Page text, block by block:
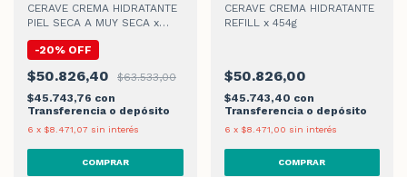
CERAVE CREMA HIDRATANTE
PIEL SECA A MUY SECA x
-20% OFF
$50.826,40
$63.533,00
$45.743,76 con
Transferencia o depósito
6 x $8.471,07 sin interés
CERAVE CREMA HIDRATANTE
REFILL x 454g
$50.826,00
$45.743,40 con
Transferencia o depósito
6 x $8.471,00 sin interés